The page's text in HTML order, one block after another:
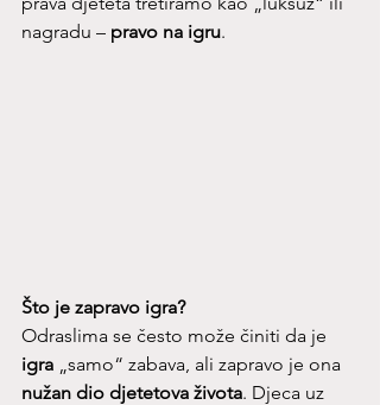
nagradu – pravo na igru.
Što je zapravo igra?
Odraslima se često može činiti da je
igra „samo“ zabava, ali zapravo je ona
nužan dio djetetova života. Djeca uz